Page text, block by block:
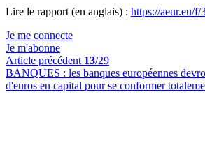
Lire le rapport (en anglais) : https://aeur.eu/f/
Je me connecte
Je m'abonne
Article précédent 13/29
BANQUES : les banques européennes
d'euros en capital pour se conformer